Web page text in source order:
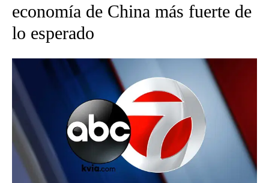
economía de China más fuerte de
lo esperado